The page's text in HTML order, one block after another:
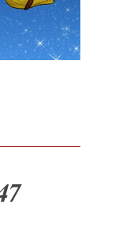
2019